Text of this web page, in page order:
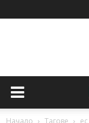
Начало Тагове ес